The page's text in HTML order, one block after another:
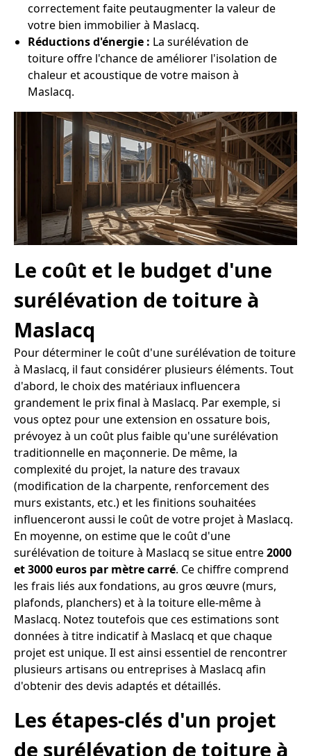
correctement faite peutaugmenter la valeur de
votre bien immobilier à Maslacq.
Réductions d'énergie : La surélévation de
toiture offre l'chance de améliorer l'isolation de
chaleur et acoustique de votre maison à
Maslacq.
Le coût et le budget d'une
surélévation de toiture à
Maslacq
Pour déterminer le coût d'une surélévation de toiture
à Maslacq, il faut considérer plusieurs éléments. Tout
d'abord, le choix des matériaux influencera
grandement le prix final à Maslacq. Par exemple, si
vous optez pour une extension en ossature bois,
prévoyez à un coût plus faible qu'une surélévation
traditionnelle en maçonnerie. De même, la
complexité du projet, la nature des travaux
(modification de la charpente, renforcement des
murs existants, etc.) et les finitions souhaitées
influenceront aussi le coût de votre projet à Maslacq.
En moyenne, on estime que le coût d'une
surélévation de toiture à Maslacq se situe entre2000
et 3000 euros par mètre carré. Ce chiffre comprend
les frais liés aux fondations, au gros œuvre (murs,
plafonds, planchers) et à la toiture elle-même à
Maslacq. Notez toutefois que ces estimations sont
données à titre indicatif à Maslacq et que chaque
projet est unique. Il est ainsi essentiel de rencontrer
plusieurs artisans ou entreprises à Maslacq afin
d'obtenir des devis adaptés et détaillés.
Les étapes-clés d'un projet
de surélévation de toiture à